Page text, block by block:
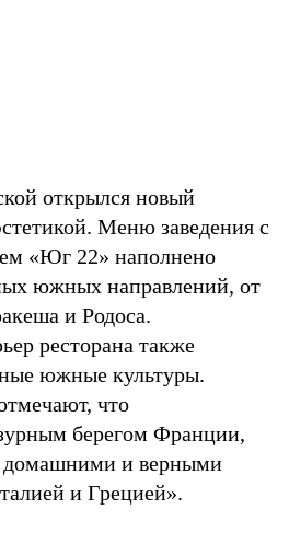
открылся новый
Меню заведения с
«Юг 22» наполнено
южных направлений, от
и Родоса.
ресторана также
южные культуры.
что
берегом Франции,
домашними и верными
и Грецией».